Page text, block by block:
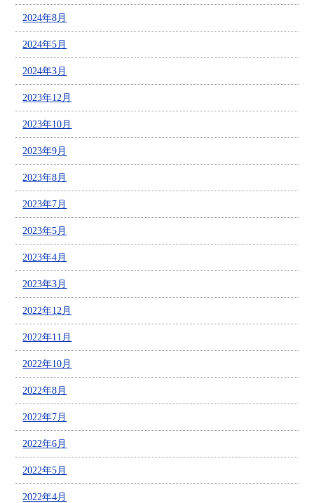
2024年8月
2024年5月
2024年3月
2023年12月
2023年10月
2023年9月
2023年8月
2023年7月
2023年5月
2023年4月
2023年3月
2022年12月
2022年11月
2022年10月
2022年8月
2022年7月
2022年6月
2022年5月
2022年4月